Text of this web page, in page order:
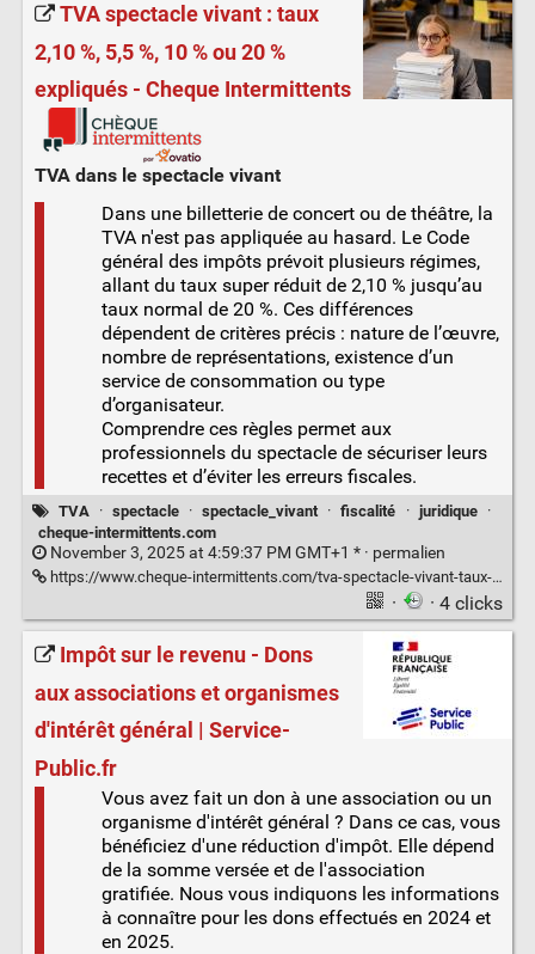
TVA spectacle vivant : taux
2,10 %, 5,5 %, 10 % ou 20 %
expliqués - Cheque Intermittents
TVA dans le spectacle vivant
Dans une billetterie de concert ou de théâtre, la
TVA n'est pas appliquée au hasard. Le Code
général des impôts prévoit plusieurs régimes,
allant du taux super réduit de 2,10 % jusqu’au
taux normal de 20 %. Ces différences
dépendent de critères précis : nature de l’œuvre,
nombre de représentations, existence d’un
service de consommation ou type
d’organisateur.
Comprendre ces règles permet aux
professionnels du spectacle de sécuriser leurs
recettes et d’éviter les erreurs fiscales.
TVA · spectacle · spectacle_vivant · fiscalité · juridique
·
cheque-intermittents.com
November 3, 2025 at 4:59:37 PM GMT+1 * · permalien
https://www.cheque-intermittents.com/tva-spectacle-vivant-taux-210-55-10-ou-20-expliques/
· · 4 clicks
Impôt sur le revenu - Dons
aux associations et organismes
d'intérêt général | Service-
Public.fr
Vous avez fait un don à une association ou un
organisme d'intérêt général ? Dans ce cas, vous
bénéficiez d'une réduction d'impôt. Elle dépend
de la somme versée et de l'association
gratifiée. Nous vous indiquons les informations
à connaître pour les dons effectués en 2024 et
en 2025.